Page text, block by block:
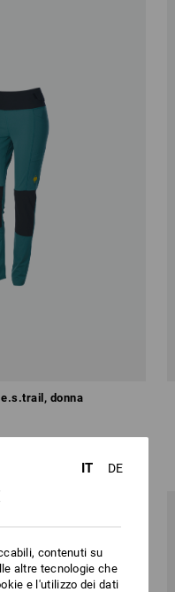
donna
colori
IT DE
contenuti su
altre tecnologie che
e l'utilizzo dei dati